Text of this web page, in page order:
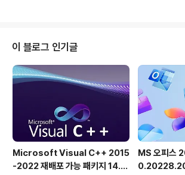
그램에서 직접 검색을 시작하고 검색된 문서를 우회하지
않고 직접 Windows 컴퓨터에 PDF 파일로 저장합니다.
이 프로그램은 매우 작고 초보자 및 고급 사용자에게 적합
하게 사용하기 쉽습니다. ◆ 문서를 직접 스캔하여 PDF로
저장◆ PDF 다중 페이지 지원◆ 스캔한 PDF 파일의 품
이 블로그 인기글
Microsoft Visual C++ 2015
-2022 재배포 가능 패키지 14.5
MS 오피스